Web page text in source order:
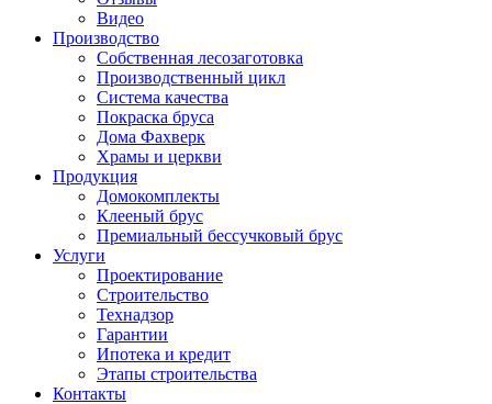
Видео
Производство
Собственная лесозаготовка
Производственный цикл
Система качества
Покраска бруса
Дома Фахверк
Храмы и церкви
Продукция
Домокомплекты
Клееный брус
Премиальный бессучковый брус
Услуги
Проектирование
Строительство
Технадзор
Гарантии
Ипотека и кредит
Этапы строительства
Контакты